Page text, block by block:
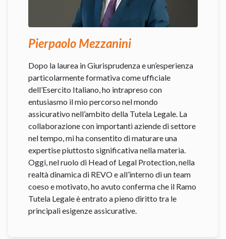
Pierpaolo Mezzanini
Dopo la laurea in Giurisprudenza e un’esperienza
particolarmente formativa come ufficiale
dell’Esercito Italiano, ho intrapreso con
entusiasmo il mio percorso nel mondo
assicurativo nell’ambito della Tutela Legale. La
collaborazione con importanti aziende di settore
nel tempo, mi ha consentito di maturare una
expertise piuttosto significativa nella materia.
Oggi, nel ruolo di Head of Legal Protection, nella
realtà dinamica di REVO e all’interno di un team
coeso e motivato, ho avuto conferma che il Ramo
Tutela Legale è entrato a pieno diritto tra le
principali esigenze assicurative.